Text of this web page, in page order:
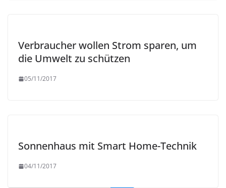
Verbraucher wollen Strom sparen, um
die Umwelt zu schützen
05/11/2017
Sonnenhaus mit Smart Home-Technik
04/11/2017